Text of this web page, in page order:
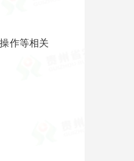
作等相关